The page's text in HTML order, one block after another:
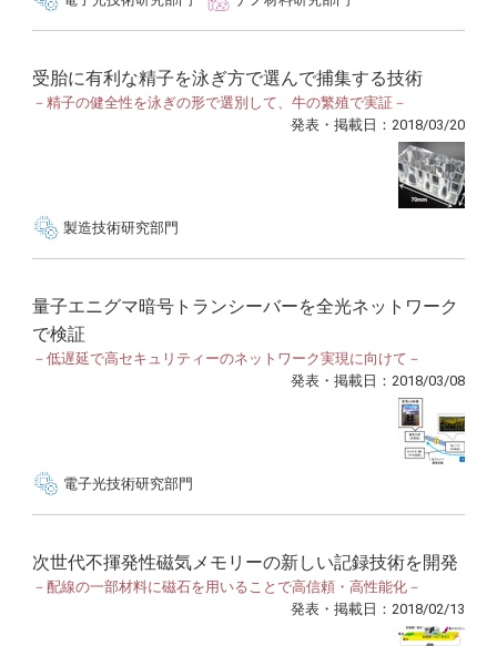
受胎に有利な精子を泳ぎ方で選んで捕集する技術
－精子の健全性を泳ぎの形で選別して、牛の繁殖で実証－
発表・掲載日：2018/03/20
製造技術研究部門
量子エニグマ暗号トランシーバーを全光ネットワーク
で検証
－低遅延で高セキュリティーのネットワーク実現に向けて－
発表・掲載日：2018/03/08
電子光技術研究部門
次世代不揮発性磁気メモリーの新しい記録技術を開発
－配線の一部材料に磁石を用いることで高信頼・高性能化－
発表・掲載日：2018/02/13